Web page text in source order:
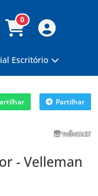
0
Escritório
Partilhar
- Velleman